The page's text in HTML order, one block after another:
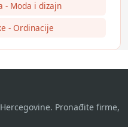
- Moda i dizajn
- Ordinacije
Pronađite firme,